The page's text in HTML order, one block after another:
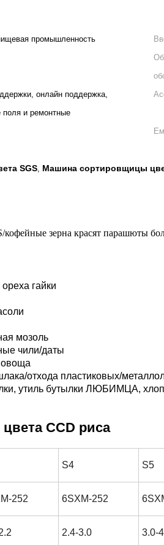
промышленность
онлайн поддержка,
поля и ремонтные
SGS, Машина сортировщицы
кофейные зерна красят парашюты
гайки
мозоль
чили/даты
овоща
отхода пластиковых/
утиль бутылки ЛЮБИМЦА,
CCD риса
S4 S5
252 6SXM-252
2.4-3.0 3.0-